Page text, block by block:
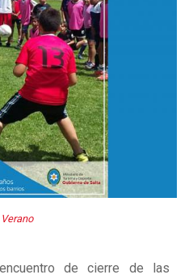
de cierre de las